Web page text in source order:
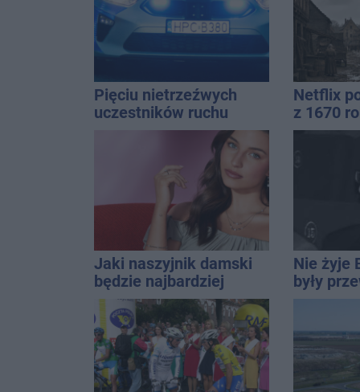
Pięciu nietrzeźwych
uczestników ruchu
wpadło w ręce policji.
Rekordzista miał 2,6
Netflix
z 1670
wtedy
Jaki naszyjnik damski
będzie najbardziej
uniwersalny? Modele,
które pasują do wielu
stylizacji
Nie żyje
były
14